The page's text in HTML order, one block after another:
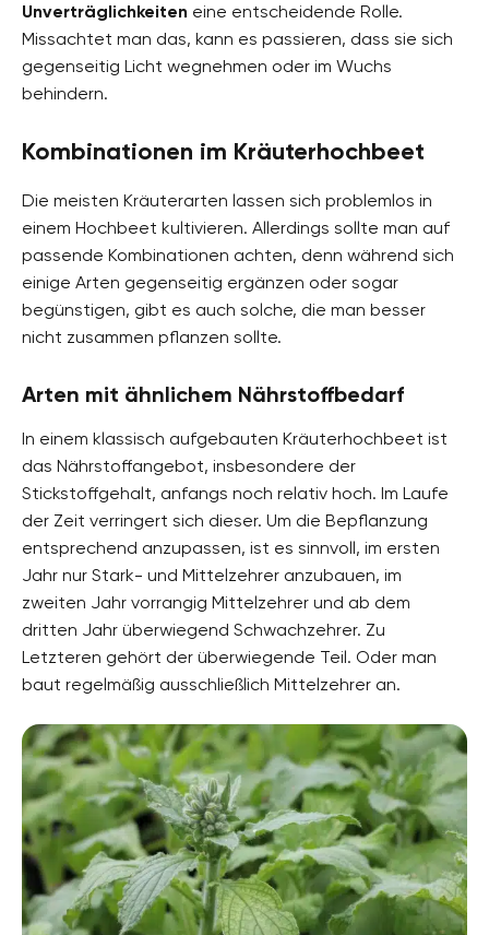
Unverträglichkeiten eine entscheidende Rolle.
Missachtet man das, kann es passieren, dass sie sich
gegenseitig Licht wegnehmen oder im Wuchs
behindern.
Kombinationen im Kräuterhochbeet
Die meisten Kräuterarten lassen sich problemlos in
einem Hochbeet kultivieren. Allerdings sollte man auf
passende Kombinationen achten, denn während sich
einige Arten gegenseitig ergänzen oder sogar
begünstigen, gibt es auch solche, die man besser
nicht zusammen pflanzen sollte.
Arten mit ähnlichem Nährstoffbedarf
In einem klassisch aufgebauten Kräuterhochbeet ist
das Nährstoffangebot, insbesondere der
Stickstoffgehalt, anfangs noch relativ hoch. Im Laufe
der Zeit verringert sich dieser. Um die Bepflanzung
entsprechend anzupassen, ist es sinnvoll, im ersten
Jahr nur Stark- und Mittelzehrer anzubauen, im
zweiten Jahr vorrangig Mittelzehrer und ab dem
dritten Jahr überwiegend Schwachzehrer. Zu
Letzteren gehört der überwiegende Teil. Oder man
baut regelmäßig ausschließlich Mittelzehrer an.